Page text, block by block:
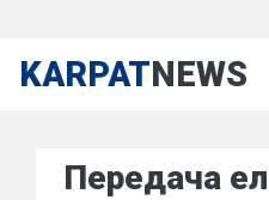
KARPATNEWS
Передача